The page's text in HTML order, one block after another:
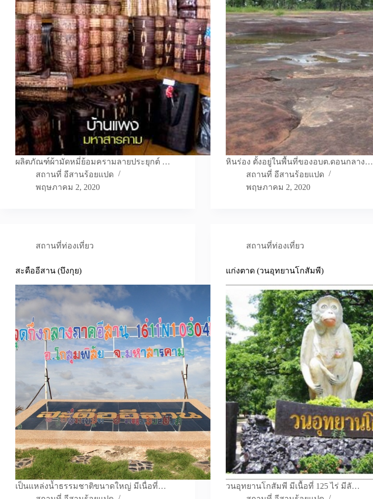
ผลิตภัณฑ์ผ้ามัดหมี่ย้อมครามลายประยุกต์ …
สถานที่ อีสานร้อยแปด
พฤษภาคม 2, 2020
หินร่อง ตั้งอยู่ในพื้นที่ของอบต.ดอนกลาง…
สถานที่ อีสานร้อยแปด
พฤษภาคม 2, 2020
สถานที่ท่องเที่ยว
สะดืออีสาน (บึงกุย)
เป็นแหล่งน้ำธรรมชาติขนาดใหญ่ มีเนื่อที่…
สถานที่ท่องเที่ยว
แก่งตาด (วนอุทยานโกสัมพี)
วนอุทยานโกสัมพี มีเนื้อที่ 125 ไร่ มีลั…